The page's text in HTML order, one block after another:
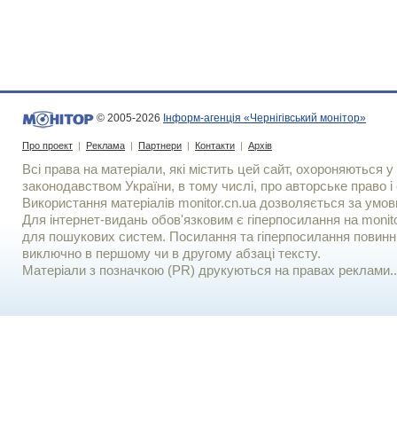
© 2005-2026 Інформ-агенція «Чернігівський монітор»
Про проект | Реклама | Партнери | Контакти | Архів
Всі права на матеріали, які містить цей сайт, охороняються у
законодавством України, в тому числі, про авторське право і
Використання матерiалiв monitor.cn.ua дозволяється за
Для iнтернет-видань обов'язковим є гiперпосилання на
для пошукових систем. Посилання та гіперпосилання
виключно в першому чи в другому абзаці тексту.
Матеріали з позначкою (PR) друкуються на правах реклами..